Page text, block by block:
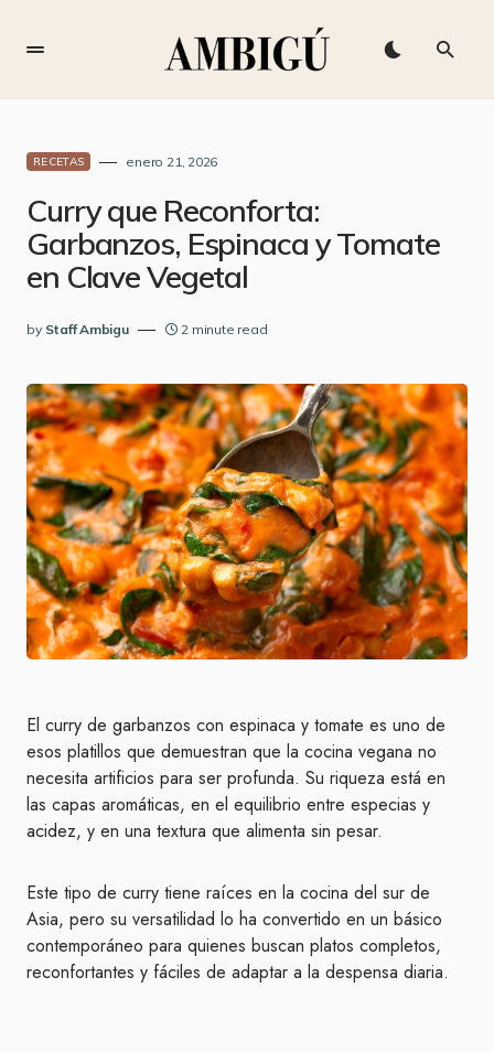
RECETAS enero 21, 2026
Curry que Reconforta:
Garbanzos, Espinaca y Tomate
en Clave Vegetal
by Staff Ambigu 2 minute read
El curry de garbanzos con espinaca y tomate es uno de
esos platillos que demuestran que la cocina vegana no
necesita artificios para ser profunda. Su riqueza está en
las capas aromáticas, en el equilibrio entre especias y
acidez, y en una textura que alimenta sin pesar.
Este tipo de curry tiene raíces en la cocina del sur de
Asia, pero su versatilidad lo ha convertido en un básico
contemporáneo para quienes buscan platos completos,
reconfortantes y fáciles de adaptar a la despensa diaria.